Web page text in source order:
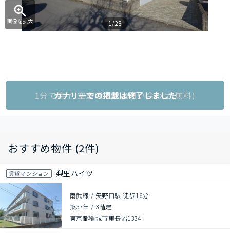
画像を拡大 1/28
1分で完了!空室状況をお問い合わせ(無料)
カナリーでの掲載は終了しました
おすすめ物件 (2件)
賃貸マンション 梨里ハイツ
南武線 / 矢野口駅 徒歩16分
築37年 / 3階建
東京都稲城市東長沼1334